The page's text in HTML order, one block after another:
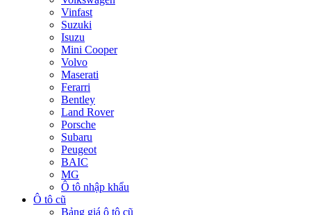
Vinfast
Suzuki
Isuzu
Mini Cooper
Volvo
Maserati
Ferarri
Bentley
Land Rover
Porsche
Subaru
Peugeot
BAIC
MG
Ô tô nhập khẩu
Ô tô cũ
Bảng giá ô tô cũ